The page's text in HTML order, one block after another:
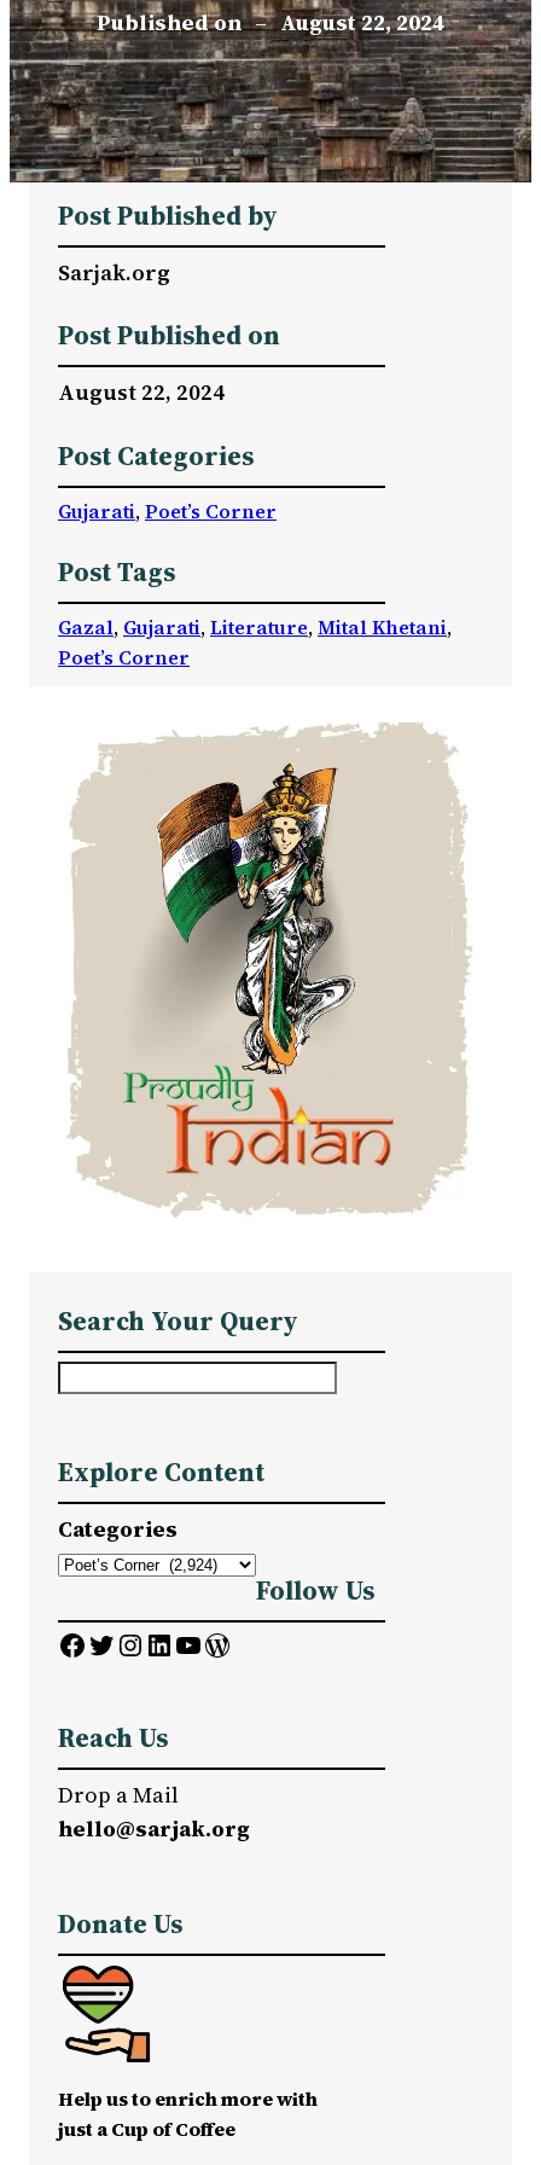
Published on – August 22, 2024
Post Published by
Sarjak.org
Post Published on
August 22, 2024
Post Categories
Gujarati, Poet’s Corner
Post Tags
Gazal, Gujarati, Literature, Mital Khetani
Poet’s Corner
Search Your Query
r
c
h
Explore Content
Categories
Follow Us
Facebook Twitter InstagramLinkedIn YouTube WordPress
Reach Us
Drop a Mail
hello@sarjak.org
Donate Us
Help us to enrich more with
just a Cup of Coffee